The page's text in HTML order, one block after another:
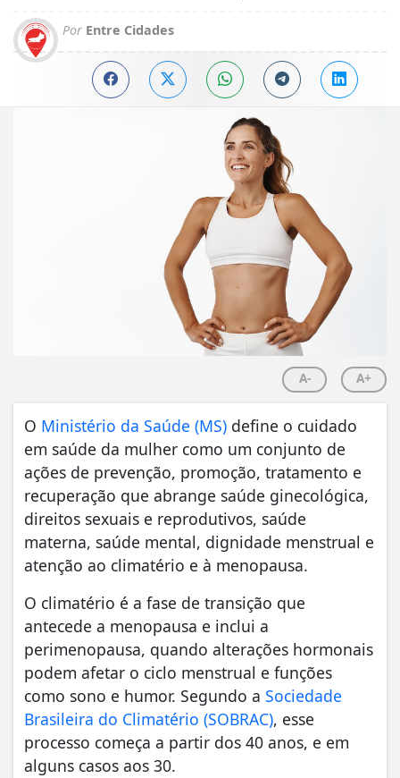
Por Entre Cidades
A- A+
O Ministério da Saúde (MS) define o cuidado
em saúde da mulher como um conjunto de
ações de prevenção, promoção, tratamento e
recuperação que abrange saúde ginecológica,
direitos sexuais e reprodutivos, saúde
materna, saúde mental, dignidade menstrual e
atenção ao climatério e à menopausa.
O climatério é a fase de transição que
antecede a menopausa e inclui a
perimenopausa, quando alterações hormonais
podem afetar o ciclo menstrual e funções
como sono e humor. Segundo a Sociedade
Brasileira do Climatério (SOBRAC), esse
processo começa a partir dos 40 anos, e em
alguns casos aos 30.